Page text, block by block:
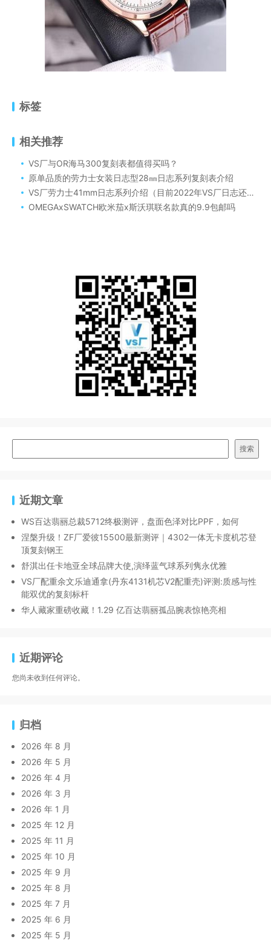
标签
相关推荐
VS厂与OR海马300复刻表都值得买吗？
原单品质的劳力士女装日志型28㎜日志系列复刻表介绍
VS厂劳力士41mm日志系列介绍（目前2022年VS厂日志还有哪些）
OMEGAxSWATCH欧米茄x斯沃琪联名款真的9.9包邮吗
搜索
近期文章
WS百达翡丽总裁5712终极测评，盘面色泽对比PPF，如何
涅槃升级！ZF厂爱彼15500最新测评｜4302一体无卡度机芯登
顶复刻钢王
舒淇出任卡地亚全球品牌大使,演绎蓝气球系列隽永优雅
VS厂配重余文乐迪通拿(丹东4131机芯V2配重壳)评测:质感与性
能双优的复刻标杆
华人藏家重磅收藏！1.29 亿百达翡丽孤品腕表惊艳亮相
近期评论
您尚未收到任何评论。
归档
2026 年 8 月
2026 年 5 月
2026 年 4 月
2026 年 3 月
2026 年 1 月
2025 年 12 月
2025 年 11 月
2025 年 10 月
2025 年 9 月
2025 年 8 月
2025 年 7 月
2025 年 6 月
2025 年 5 月